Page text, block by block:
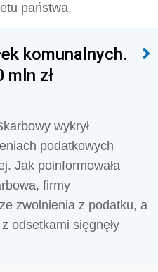
państwa.
komunalnych.
mln zł
wykrył
podatkowych
Jak poinformowała
firmy
zwolnienia z podatku, a
odsetkami sięgnęły